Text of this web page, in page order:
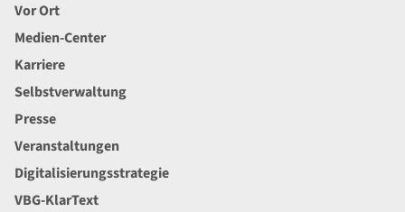
Vor Ort
Medien-Center
Karriere
Selbstverwaltung
Presse
Veranstaltungen
Digitalisierungsstrategie
VBG-KlarText